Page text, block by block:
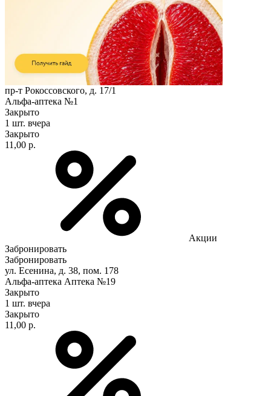
пр-т Рокоссовского, д. 17/1
Альфа-аптека №1
Закрыто
1 шт. вчера
Закрыто
11,00 р.
Акции
Забронировать
Забронировать
ул. Есенина, д. 38, пом. 178
Альфа-аптека Аптека №19
Закрыто
1 шт. вчера
Закрыто
11,00 р.